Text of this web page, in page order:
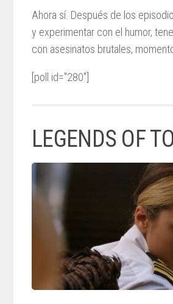
Ahora sí. Después de los
y experimentar con el humor,
con asesinatos brutales,
[poll id="280"]
LEGENDS OF